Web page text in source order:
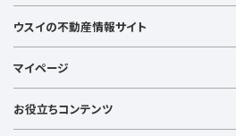
ウスイの不動産情報サイト
賃貸住宅
事業用賃貸
マイページ
お役立ちコンテンツ